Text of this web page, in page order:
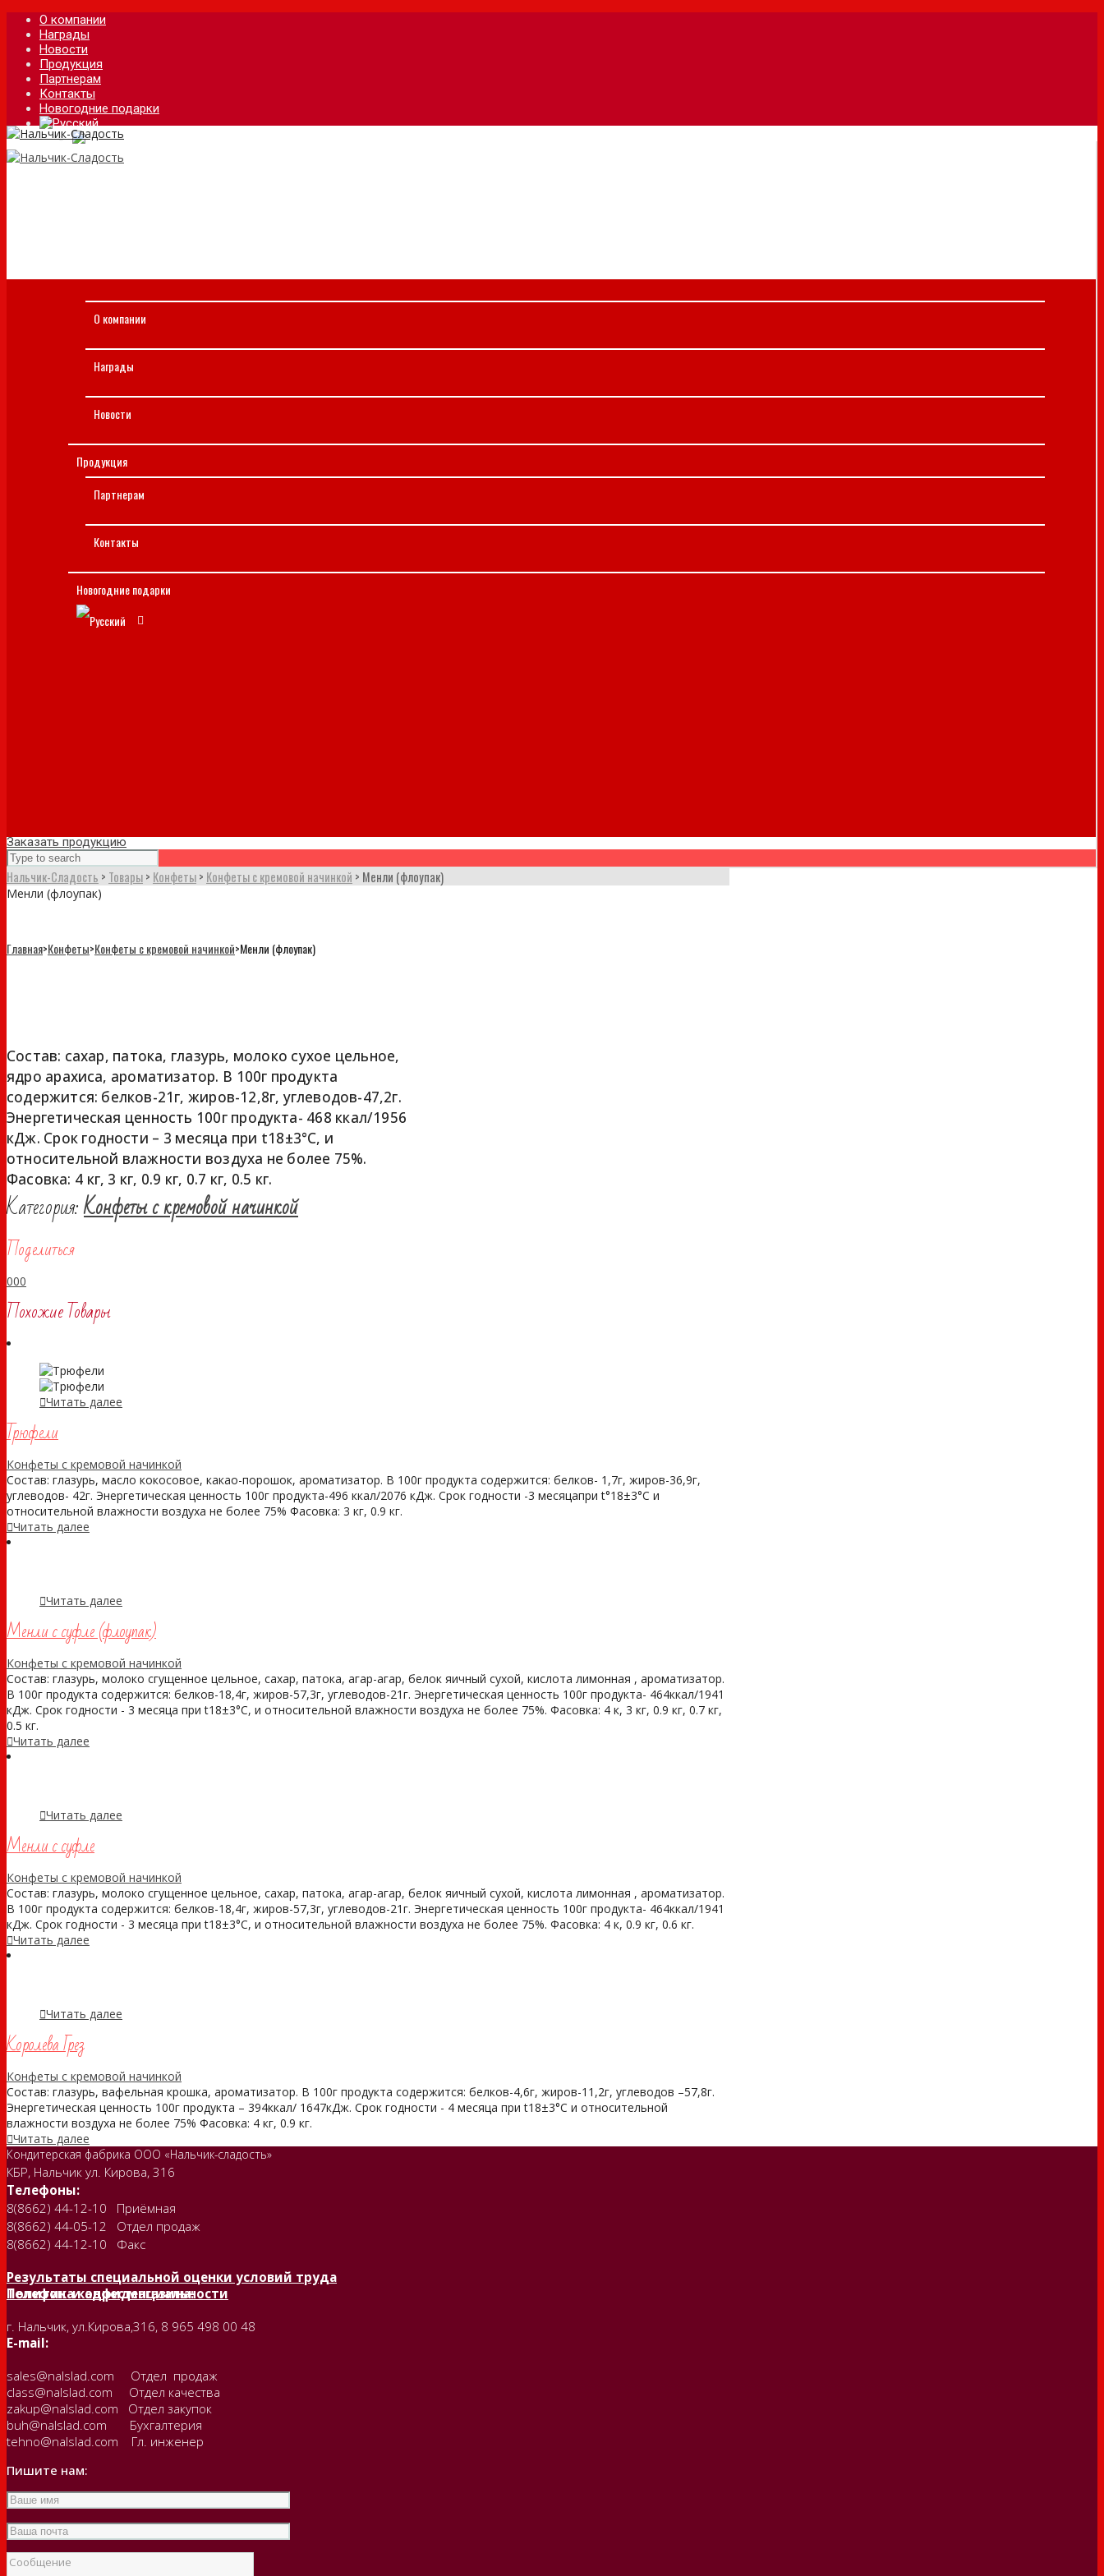
О компании
Награды
Новости
Продукция
Партнерам
Контакты
Новогодние подарки
О компании
Награды
Новости
Продукция
Партнерам
Контакты
Новогодние подарки
Заказать продукцию
Нальчик-Сладость > Товары> Конфеты> Конфеты с кремовой начинкой > Менли (флоупак)
Менли (флоупак)
Главная>Конфеты>Конфеты с кремовой начинкой>Менли (флоупак)
Менли (флоупак)
Состав: сахар, патока, глазурь, молоко сухое цельное,
ядро арахиса, ароматизатор. В 100г продукта
содержится: белков-21г, жиров-12,8г, углеводов-47,2г.
Энергетическая ценность 100г продукта- 468 ккал/1956
кДж. Срок годности – 3 месяца при t18±3°С, и
относительной влажности воздуха не более 75%.
Фасовка: 4 кг, 3 кг, 0.9 кг, 0.7 кг, 0.5 кг.
Категория:Конфеты с кремовой начинкой
Поделиться
000
Похожие Товары
Читать далее
Трюфели
Конфеты с кремовой начинкой
Состав: глазурь, масло кокосовое, какао-порошок, ароматизатор. В 100г продукта содержится: белков- 1,7г, жиров-36,9г,
углеводов- 42г. Энергетическая ценность 100г продукта-496 ккал/2076 кДж. Срок годности -3 месяцапри t°18±3°С и
относительной влажности воздуха не более 75% Фасовка: 3 кг, 0.9 кг.
Читать далее
Читать далее
Менли с суфле (флоупак)
Конфеты с кремовой начинкой
Состав: глазурь, молоко сгущенное цельное, сахар, патока, агар-агар, белок яичный сухой, кислота лимонная , ароматизатор.
В 100г продукта содержится: белков-18,4г, жиров-57,3г, углеводов-21г. Энергетическая ценность 100г продукта- 464ккал/1941
кДж. Срок годности - 3 месяца при t18±3°С, и относительной влажности воздуха не более 75%. Фасовка: 4 к, 3 кг, 0.9 кг, 0.7 кг,
0.5 кг.
Читать далее
Читать далее
Менли с суфле
Конфеты с кремовой начинкой
Состав: глазурь, молоко сгущенное цельное, сахар, патока, агар-агар, белок яичный сухой, кислота лимонная , ароматизатор.
В 100г продукта содержится: белков-18,4г, жиров-57,3г, углеводов-21г. Энергетическая ценность 100г продукта- 464ккал/1941
кДж. Срок годности - 3 месяца при t18±3°С, и относительной влажности воздуха не более 75%. Фасовка: 4 к, 0.9 кг, 0.6 кг.
Читать далее
Читать далее
Королева Грез
Конфеты с кремовой начинкой
Состав: глазурь, вафельная крошка, ароматизатор. В 100г продукта содержится: белков-4,6г, жиров-11,2г, углеводов –57,8г.
Энергетическая ценность 100г продукта – 394ккал/ 1647кДж. Срок годности - 4 месяца при t18±3°С и относительной
влажности воздуха не более 75% Фасовка: 4 кг, 0.9 кг.
Читать далее
Кондитерская фабрика ООО «Нальчик-сладость»
КБР, Нальчик ул. Кирова, 316
Телефоны:
8(8662) 44-12-10 Приёмная
8(8662) 44-05-12 Отдел продаж
8(8662) 44-12-10 Факс
Результаты специальной оценки условий труда
Политика конфиденциальности
Телефон и адрес магазина:
г. Нальчик, ул.Кирова,316, 8 965 498 00 48
E-mail:
sales@nalslad.com Отдел продаж
class@nalslad.com Отдел качества
zakup@nalslad.com Отдел закупок
buh@nalslad.com Бухгалтерия
tehno@nalslad.com Гл. инженер
Пишите нам: